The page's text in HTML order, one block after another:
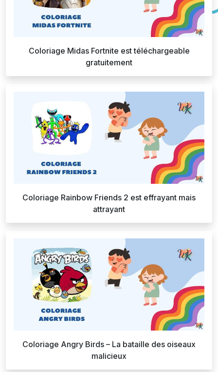
Coloriage Midas Fortnite est téléchargeable
gratuitement
Coloriage Rainbow Friends 2 est effrayant mais
attrayant
Coloriage Angry Birds – La bataille des oiseaux
malicieux